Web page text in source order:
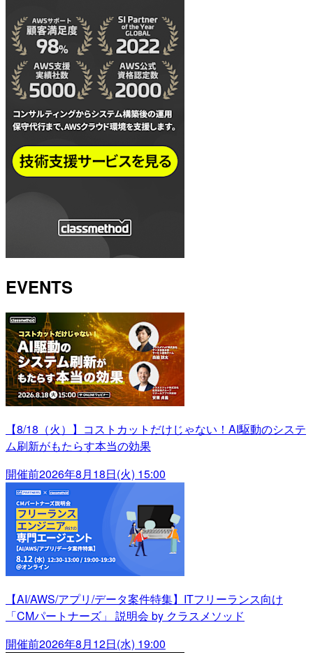
EVENTS
【8/18（火）】コストカットだけじゃない！AI駆動のシステ
ム刷新がもたらす本当の効果
開催前2026年8月18日(火) 15:00
【AI/AWS/アプリ/データ案件特集】ITフリーランス向け
「CMパートナーズ」 説明会 by クラスメソッド
開催前2026年8月12日(水) 19:00